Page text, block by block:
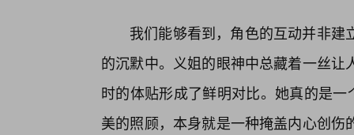
我们能够看到，角色的互动并非
的沉默中。义姐的眼神中总藏着一丝
时的体贴形成了鲜明对比。她真的是
美的照顾，本身就是一种掩盖内心创